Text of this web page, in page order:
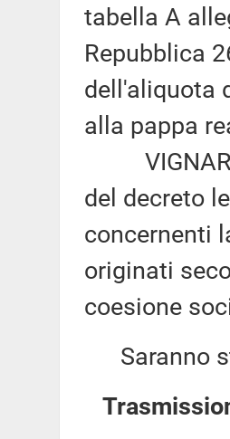
tabella A
Repubblica
dell'aliquota
alla pappa
del decreto
concernenti
originati
coesione
Saranno